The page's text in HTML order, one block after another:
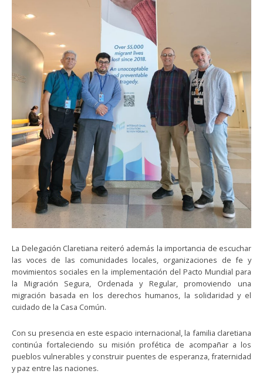
La Delegación Claretiana reiteró además la importancia de escuchar
las voces de las comunidades locales, organizaciones de fe y
movimientos sociales en la implementación del Pacto Mundial para
la Migración Segura, Ordenada y Regular, promoviendo una
migración basada en los derechos humanos, la solidaridad y el
cuidado de la Casa Común.
Con su presencia en este espacio internacional, la familia claretiana
continúa fortaleciendo su misión profética de acompañar a los
pueblos vulnerables y construir puentes de esperanza, fraternidad
y paz entre las naciones.